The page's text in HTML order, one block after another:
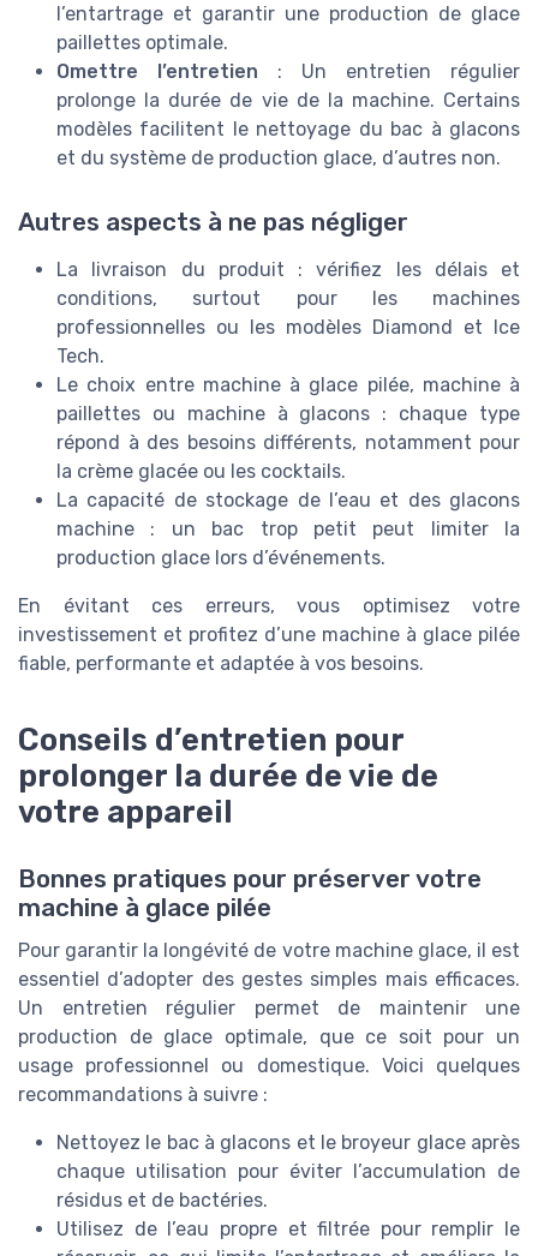
l’entartrage et garantir une production de glace
paillettes optimale.
Omettre l’entretien : Un entretien régulier
prolonge la durée de vie de la machine. Certains
modèles facilitent le nettoyage du bac à glacons
et du système de production glace, d’autres non.
Autres aspects à ne pas négliger
La livraison du produit : vérifiez les délais et
conditions, surtout pour les machines
professionnelles ou les modèles Diamond et Ice
Tech.
Le choix entre machine à glace pilée, machine à
paillettes ou machine à glacons : chaque type
répond à des besoins différents, notamment pour
la crème glacée ou les cocktails.
La capacité de stockage de l’eau et des glacons
machine : un bac trop petit peut limiter la
production glace lors d’événements.
En évitant ces erreurs, vous optimisez votre
investissement et profitez d’une machine à glace pilée
fiable, performante et adaptée à vos besoins.
Conseils d’entretien pour
prolonger la durée de vie de
votre appareil
Bonnes pratiques pour préserver votre
machine à glace pilée
Pour garantir la longévité de votre machine glace, il est
essentiel d’adopter des gestes simples mais efficaces.
Un entretien régulier permet de maintenir une
production de glace optimale, que ce soit pour un
usage professionnel ou domestique. Voici quelques
recommandations à suivre :
Nettoyez le bac à glacons et le broyeur glace après
chaque utilisation pour éviter l’accumulation de
résidus et de bactéries.
Utilisez de l’eau propre et filtrée pour remplir le